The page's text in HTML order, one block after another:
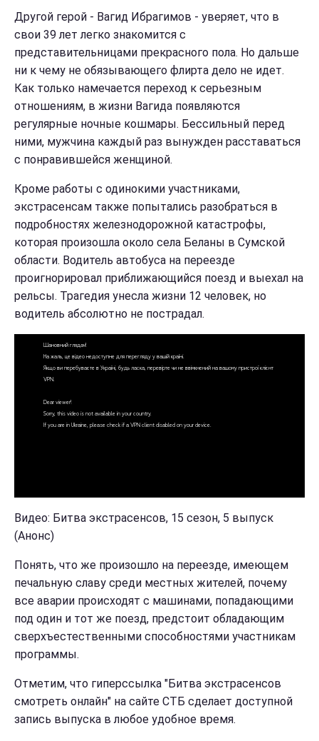
Другой герой - Вагид Ибрагимов - уверяет, что в
свои 39 лет легко знакомится с
представительницами прекрасного пола. Но дальше
ни к чему не обязывающего флирта дело не идет.
Как только намечается переход к серьезным
отношениям, в жизни Вагида появляются
регулярные ночные кошмары. Бессильный перед
ними, мужчина каждый раз вынужден расставаться
с понравившейся женщиной.
Кроме работы с одинокими участниками,
экстрасенсам также попытались разобраться в
подробностях железнодорожной катастрофы,
которая произошла около села Беланы в Сумской
области. Водитель автобуса на переезде
проигнорировал приближающийся поезд и выехал на
рельсы. Трагедия унесла жизни 12 человек, но
водитель абсолютно не пострадал.
Видео: Битва экстрасенсов, 15 сезон, 5 выпуск
(Анонс)
Понять, что же произошло на переезде, имеющем
печальную славу среди местных жителей, почему
все аварии происходят с машинами, попадающими
под один и тот же поезд, предстоит обладающим
сверхъестественными способностями участникам
программы.
Отметим, что гиперссылка "Битва экстрасенсов
смотреть онлайн" на сайте СТБ сделает доступной
запись выпуска в любое удобное время.